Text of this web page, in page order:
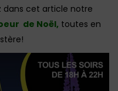
dans cet article notre
de Noël, toutes en